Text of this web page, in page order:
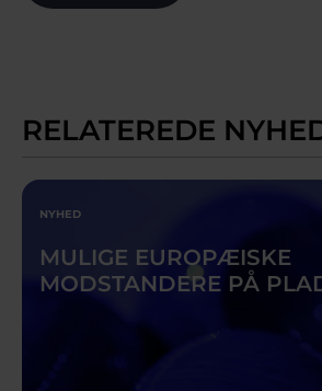
RELATEREDE
NYHED
MULIGE EUROPÆISKE
MODSTANDERE PÅ